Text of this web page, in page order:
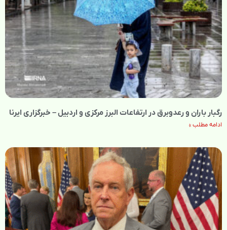
رگبار باران و رعدوبرق در ارتفاعات البرز مرکزی و اردبیل – خبرگزاری ایرنا
ادامه مطلب »